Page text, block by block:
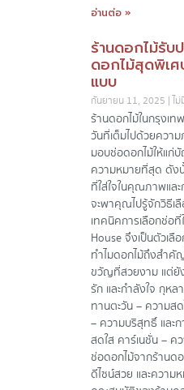
อ่านต่อ »
ร้านดอกไม้รั
ดอกไม้สุดพิเ
แบบ
กันยายน 11, 2025 ไ
ร้านดอกไม้ในกรุง
วันที่เต็มไปด้วยควา
มอบช่อดอกไม้ให้แก่
ความหมายที่สุด ดัง
ที่ใส่ใจในคุณภาพแล
จะพาคุณไปรู้จักวิธีเ
เทคนิคการเลือกช่อ
House จึงเป็นตัวเ
ทำไมดอกไม้ถึงสำคั
ขวัญที่สวยงาม แต่ยั
รัก และกำลังใจ กุห
ทานตะวัน – ความส
– ความบริสุทธิ์ และ
สดใส คาร์เนชั่น – ค
ช่อดอกไม้จากร้านด
ดีไซน์สวย และควา